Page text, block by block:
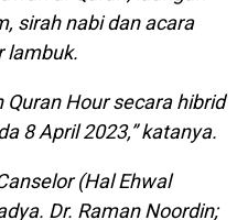
sirah nabi dan acara
lambuk.
Quran Hoursecara hibrid
8 April 2023,” katanya.
(Hal Ehwal
Dr. Raman Noordin;